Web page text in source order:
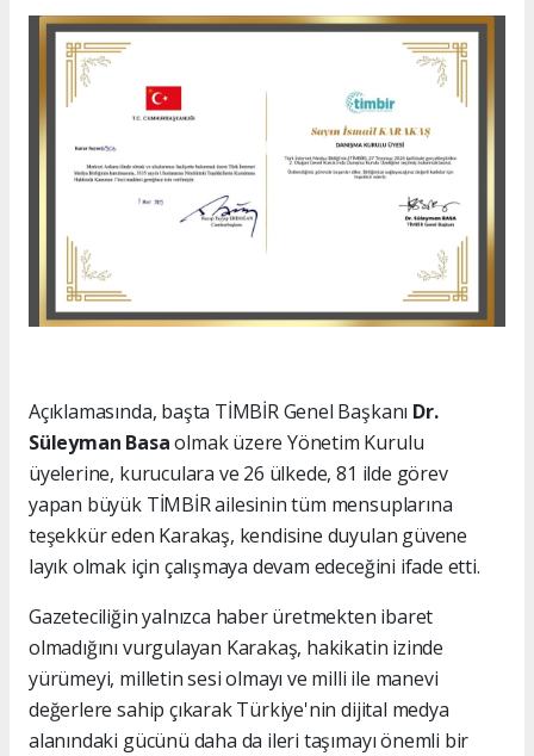
Açıklamasında, başta TİMBİR Genel Başkanı Dr.
Süleyman Basaolmak üzere Yönetim Kurulu
üyelerine, kuruculara ve 26 ülkede, 81 ilde görev
yapan büyük TİMBİR ailesinin tüm mensuplarına
teşekkür eden Karakaş, kendisine duyulan güvene
layık olmak için çalışmaya devam edeceğini ifade etti.
Gazeteciliğin yalnızca haber üretmekten ibaret
olmadığını vurgulayan Karakaş, hakikatin izinde
yürümeyi, milletin sesi olmayı ve milli ile manevi
değerlere sahip çıkarak Türkiye'nin dijital medya
alanındaki gücünü daha da ileri taşımayı önemli bir